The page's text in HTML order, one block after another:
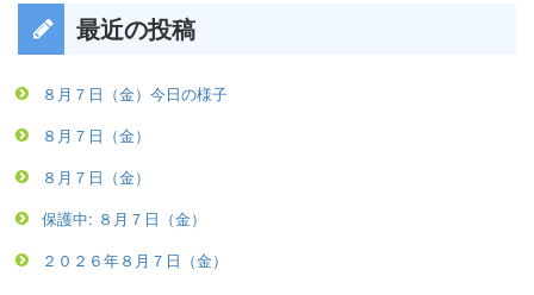
最近の投稿
８月７日（金）今日の様子
８月７日（金）
８月７日（金）
保護中: ８月７日（金）
２０２６年８月７日（金）